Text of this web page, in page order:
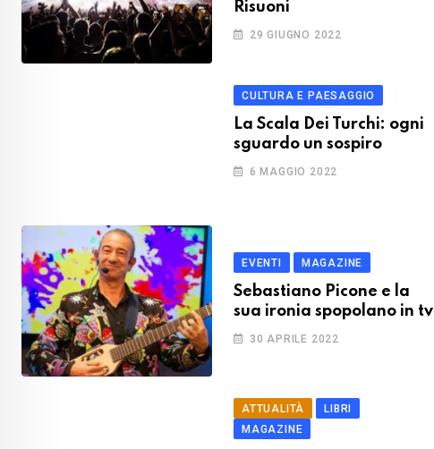
Risuoni
29 GIUGNO 2022
CULTURA E PAESAGGIO
La Scala Dei Turchi: ogni
sguardo un sospiro
6 MAGGIO 2022
EVENTI MAGAZINE
Sebastiano Picone e la
sua ironia spopolano in tv
30 APRILE 2022
ATTUALITÀ
LIBRI
MAGAZINE